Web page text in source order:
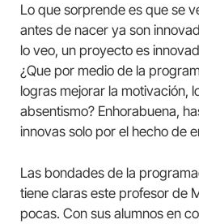
Lo que sorprende es que se
antes de nacer ya son
lo veo, un proyecto es
¿Que por medio de la
logras mejorar la motivación,
absentismo? Enhorabuena,
innovas solo por el hecho de
Las bondades de la
tiene claras este profesor de
pocas. Con sus alumnos en